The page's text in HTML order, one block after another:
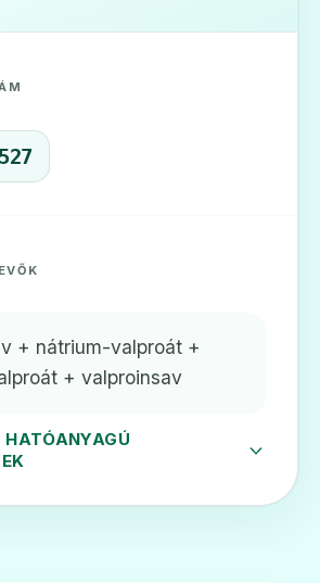
+ nátrium-valproát +
+ valproinsav
HATÓANYAGÚ